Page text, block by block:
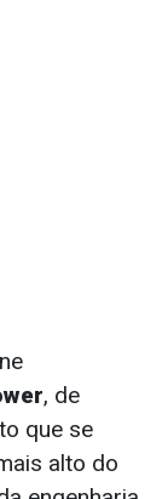
, de
que se
alto do